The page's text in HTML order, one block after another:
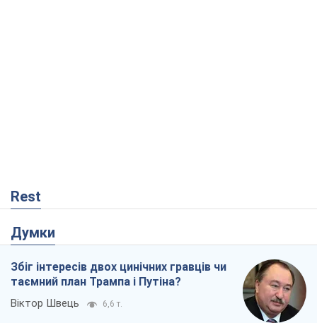
Rest
Думки
Збіг інтересів двох цинічних гравців чи
таємний план Трампа і Путіна?
Віктор Швець 6,6 т.